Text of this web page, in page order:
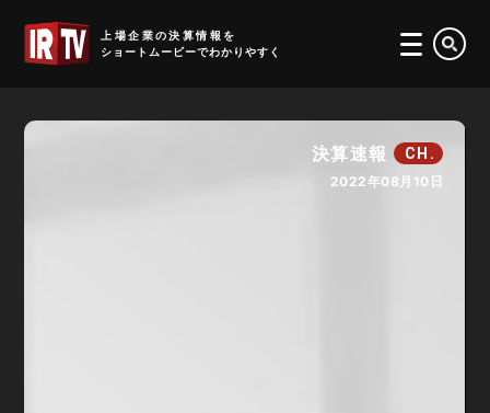
上場企業の決算情報を
ショートムービーでわかりやすく
決算速報 CH.
2022年08月10日